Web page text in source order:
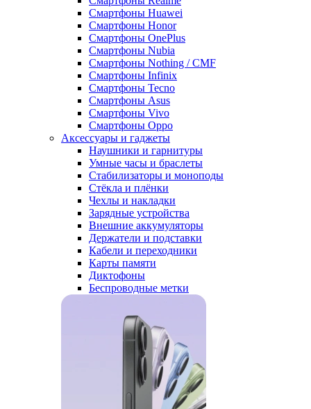
Смартфоны Huawei
Смартфоны Honor
Смартфоны OnePlus
Смартфоны Nubia
Смартфоны Nothing / CMF
Смартфоны Infinix
Смартфоны Tecno
Смартфоны Asus
Смартфоны Vivo
Смартфоны Oppo
Аксессуары и гаджеты
Наушники и гарнитуры
Умные часы и браслеты
Стабилизаторы и моноподы
Стёкла и плёнки
Чехлы и накладки
Зарядные устройства
Внешние аккумуляторы
Держатели и подставки
Кабели и переходники
Карты памяти
Диктофоны
Беспроводные метки